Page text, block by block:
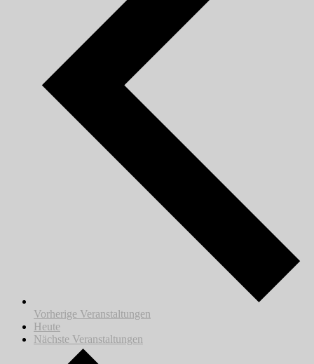
Vorherige Veranstaltungen
Heute
Nächste Veranstaltungen